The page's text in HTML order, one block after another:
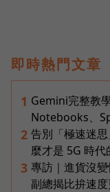
即時熱門文章
1 Gemini完整教
Notebooks、
2 告別「極速迷
麼才是 5G 時代
3 專訪｜進貨沒
副總揭比拚速